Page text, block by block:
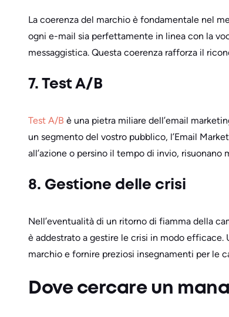
La coerenza del marchio è fondamentale nel
ogni e-mail sia perfettamente in linea con la
messaggistica. Questa coerenza rafforza il
7. Test A/B
Test A/B è una pietra miliare dell’email
un segmento del vostro pubblico, l’Email
all’azione o persino il tempo di invio,
8. Gestione delle crisi
Nell’eventualità di un ritorno di fiamma della
è addestrato a gestire le crisi in modo efficace.
marchio e fornire preziosi insegnamenti per le
Dove cercare un